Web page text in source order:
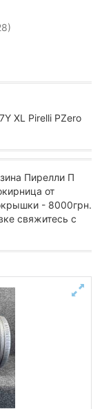
XL Pirelli PZero
Пирелли П
от
- 8000грн.
свяжитесь с